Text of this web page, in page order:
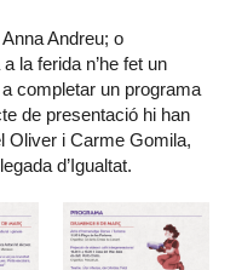
Andreu; o
la ferida n’he fet un
completar un programa
de presentació hi han
Oliver i Carme Gomila,
d’Igualtat.